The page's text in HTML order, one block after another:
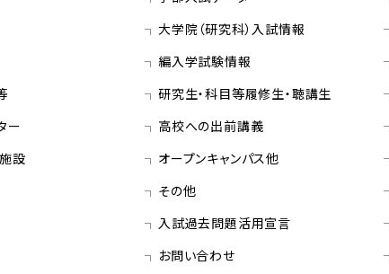
ー
設
大学院（研究科）入試情報
編入学試験情報
研究生・科目等履修生・聴講生
高校への出前講義
オープンキャンパス他
その他
入試過去問題活用宣言
お問い合わせ